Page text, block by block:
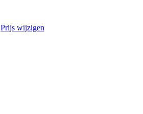
Prijs wijzigen